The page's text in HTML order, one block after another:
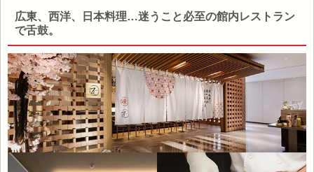
広東、西洋、日本料理…迷うこと必至の館内レストラン
で舌鼓。